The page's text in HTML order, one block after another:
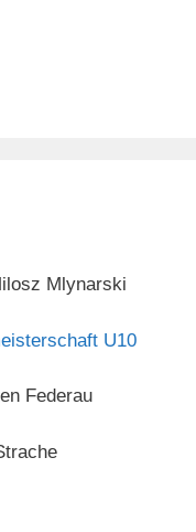
Mlynarski
U10
Federau